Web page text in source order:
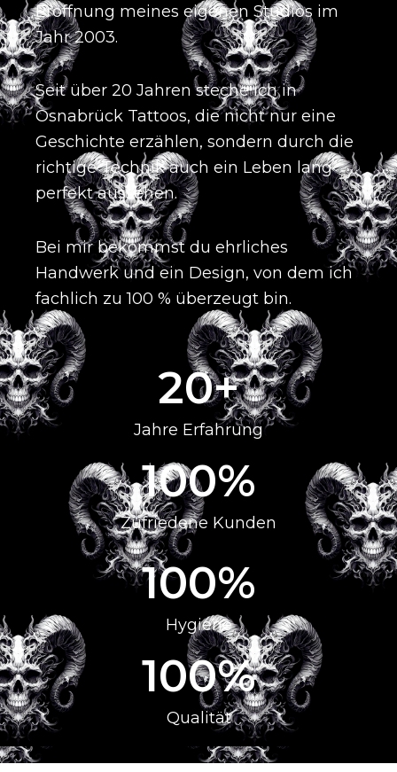
Eröffnung meines eigenen Studios im
Jahr 2003.
Seit über 20 Jahren steche ich in
Osnabrück Tattoos, die nicht nur eine
Geschichte erzählen, sondern durch die
richtige Technik auch ein Leben lang
perfekt aussehen.
Bei mir bekommst du ehrliches
Handwerk und ein Design, von dem ich
fachlich zu 100 % überzeugt bin.
Jahre Erfahrung
20+
Zufriedene Kunden
100%
Hygiene
100%
Qualität
100%